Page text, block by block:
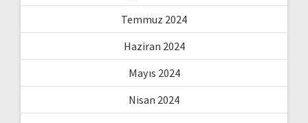
Temmuz 2024
Haziran 2024
Mayıs 2024
Nisan 2024